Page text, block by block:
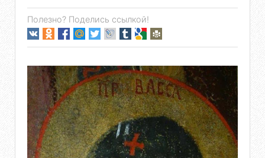
Полезно? Поделись ссылкой!